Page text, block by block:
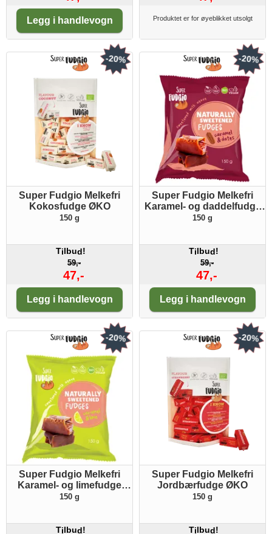
Legg i handlevogn Produktet er for øyeblikket utsolgt
Super Fudgio Melkefri
Kokosfudge ØKO
150 g
Tilbud!
59,-
47,-
-20%
Legg i handlevogn
Super Fudgio Melkefri
Karamel- og daddelfudge
m/agave ØKO
150 g
Tilbud!
59,-
47,-
-20%
Legg i handlevogn
Super Fudgio Melkefri
Karamel- og limefudge
m/agave ØKO
150 g
Tilbud!
-20%
Super Fudgio Melkefri
Jordbærfudge ØKO
150 g
Tilbud!
-20%